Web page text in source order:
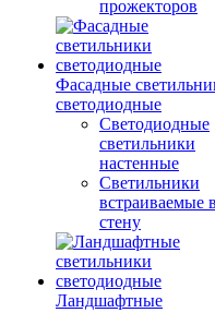
прожекторов
Фасадные
светодиодные
Светодиодные
светильники
настенные
Светильники
встраиваемые в
стену
Ландшафтные